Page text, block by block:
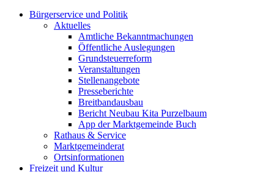
Bürgerservice und Politik
Aktuelles
Amtliche Bekanntmachungen
Öffentliche Auslegungen
Grundsteuerreform
Veranstaltungen
Stellenangebote
Presseberichte
Breitbandausbau
Bericht Neubau Kita Purzelbaum
App der Marktgemeinde Buch
Rathaus & Service
Marktgemeinderat
Ortsinformationen
Freizeit und Kultur